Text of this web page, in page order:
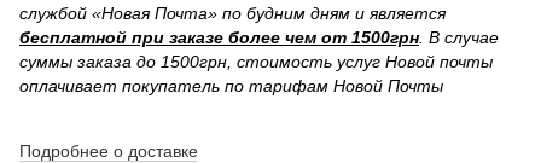
службой «Новая Почта» по будним дням и является
бесплатной при заказе более чем от 1500грн . В случае
суммы заказа до 1500грн, стоимость услуг Новой почты
оплачивает покупатель по тарифам Новой Почты
Подробнее о доставке